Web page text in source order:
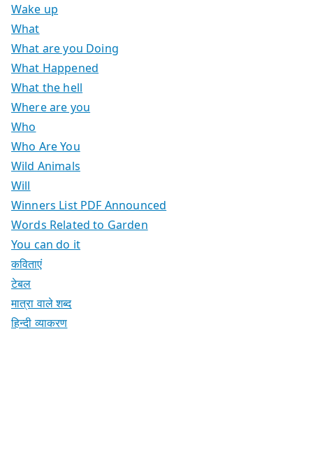
Wake up
What
What are you Doing
What Happened
What the hell
Where are you
Who
Who Are You
Wild Animals
Will
Winners List PDF Announced
Words Related to Garden
You can do it
कविताएं
टेबल
मात्रा वाले शब्द
हिन्दी व्याकरण